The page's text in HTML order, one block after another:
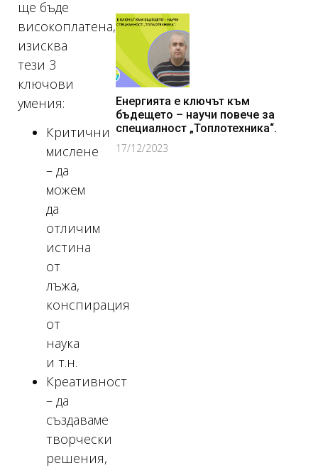
ще бъде
високоплатена,
изисква
тези 3
ключови
умения:
Критични
мислене
– да
можем
да
отличим
истина
от
лъжа,
конспирация
от
наука
и т.н.
Креативност
– да
създаваме
творчески
решения,
Енергията е ключът към
бъдещето – научи повече за
специалност „Топлотехника“.
17/12/2023